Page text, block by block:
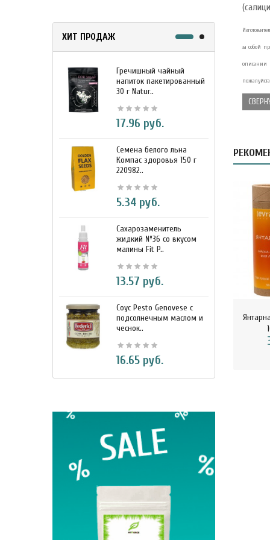
ХИТ ПРОДАЖ
Гречишный чайный
напиток пакетированный
30 г Natur..
17.96 руб.
Семена белого льна
Компас здоровья 150 г
220982..
5.34 руб.
Сахарозаменитель
жидкий №36 со вкусом
малины Fit P..
13.57 руб.
Соус Pesto Genovese c
подсолнечным маслом и
чеснок..
16.65 руб.
за собой
описании